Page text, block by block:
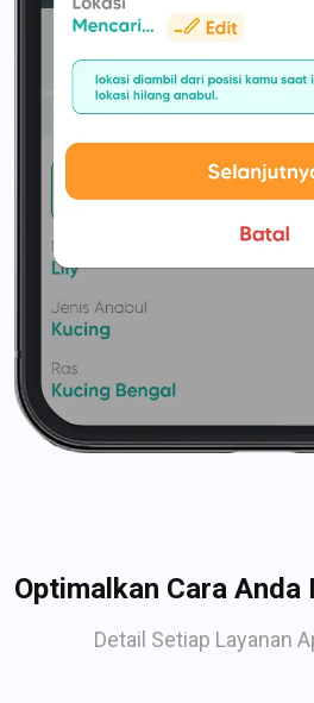
Optimalkan Cara Anda
Detail Setiap Layanan